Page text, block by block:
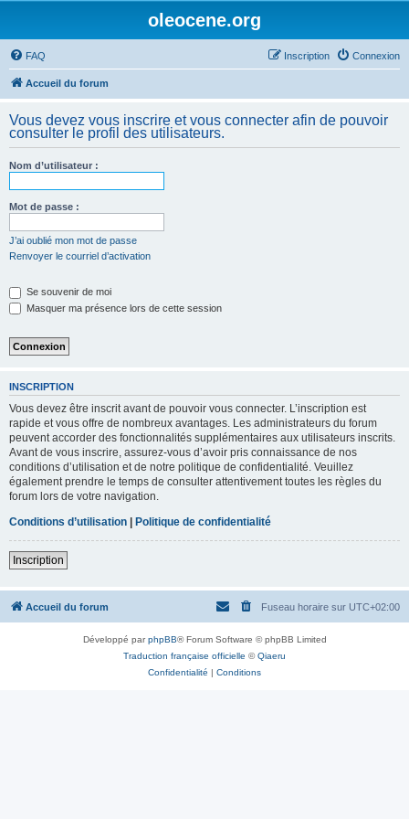
oleocene.org
FAQ Connexion
Inscription
Accueil du forum
Vous devez vous inscrire et vous connecter afin de pouvoir
consulter le profil des utilisateurs.
Nom d’utilisateur :
Mot de passe :
J’ai oublié mon mot de passe
Renvoyer le courriel d’activation
Se souvenir de moi
Masquer ma présence lors de cette session
INSCRIPTION
Vous devez être inscrit avant de pouvoir vous connecter. L’inscription est
rapide et vous offre de nombreux avantages. Les administrateurs du forum
peuvent accorder des fonctionnalités supplémentaires aux utilisateurs inscrits.
Avant de vous inscrire, assurez-vous d’avoir pris connaissance de nos
conditions d’utilisation et de notre politique de confidentialité. Veuillez
également prendre le temps de consulter attentivement toutes les règles du
forum lors de votre navigation.
Conditions d’utilisation | Politique de confidentialité
Inscription
Accueil du forum Fuseau horaire sur UTC+02:00
Développé parphpBB® Forum Software © phpBB Limited
Traduction française officielle ©Qiaeru
Confidentialité | Conditions